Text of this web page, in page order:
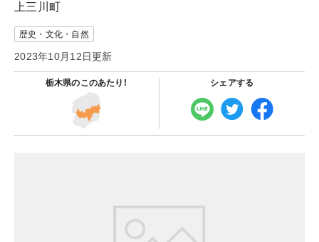
上三川町
歴史・文化・自然
2023年10月12日更新
栃木県のこのあたり! シェアする